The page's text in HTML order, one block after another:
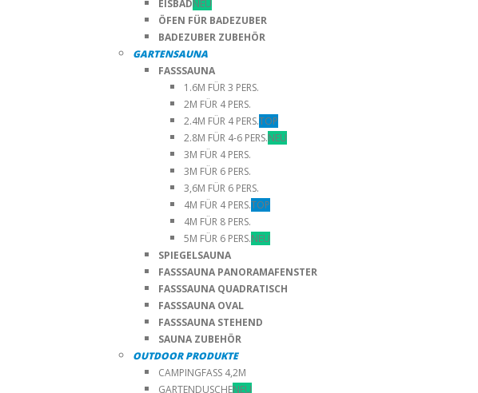
EISBADNEU
ÖFEN FÜR BADEZUBER
BADEZUBER ZUBEHÖR
GARTENSAUNA
FASSSAUNA
1.6M FÜR 3 PERS.
2M FÜR 4 PERS.
2.4M FÜR 4 PERS.TOP
2.8M FÜR 4-6 PERS.NEU
3M FÜR 4 PERS.
3M FÜR 6 PERS.
3,6M FÜR 6 PERS.
4M FÜR 4 PERS.TOP
4M FÜR 8 PERS.
5M FÜR 6 PERS.NEU
SPIEGELSAUNA
FASSSAUNA PANORAMAFENSTER
FASSSAUNA QUADRATISCH
FASSSAUNA OVAL
FASSSAUNA STEHEND
SAUNA ZUBEHÖR
OUTDOOR PRODUKTE
CAMPINGFASS 4,2M
GARTENDUSCHENEU